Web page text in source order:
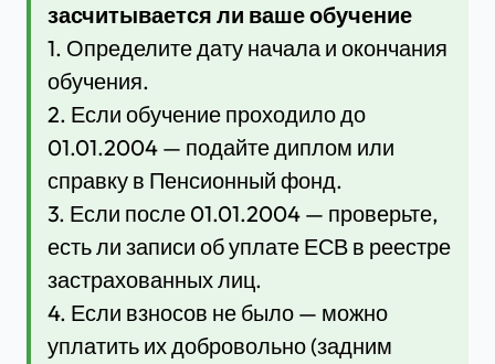
засчитывается ли ваше обучение
1. Определите дату начала и окончания
обучения.
2. Если обучение проходило до
01.01.2004 — подайте диплом или
справку в Пенсионный фонд.
3. Если после 01.01.2004 — проверьте,
есть ли записи об уплате ЕСВ в реестре
застрахованных лиц.
4. Если взносов не было — можно
уплатить их добровольно (задним